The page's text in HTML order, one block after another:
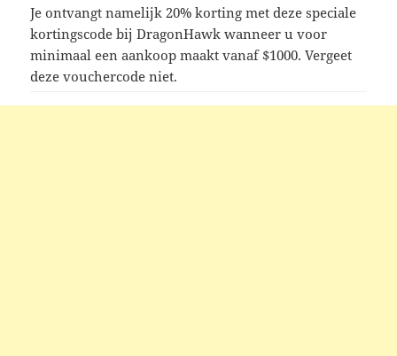
Je ontvangt namelijk 20% korting met deze speciale
kortingscode bij DragonHawk wanneer u voor
minimaal een aankoop maakt vanaf $1000. Vergeet
deze vouchercode niet.